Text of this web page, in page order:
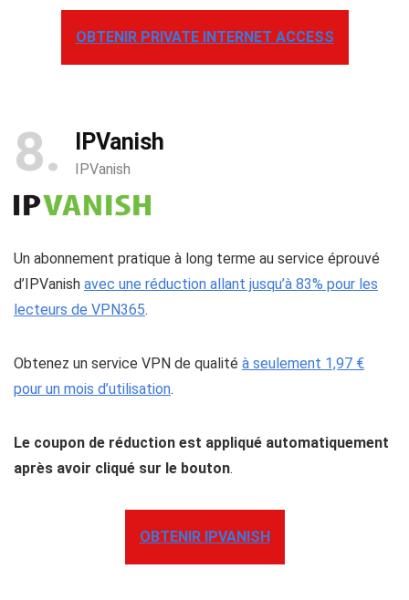
OBTENIR PRIVATE INTERNET ACCESS
8 IPVanish
IPVanish
Un abonnement pratique à long terme au service éprouvé
d’IPVanish avec une réduction allant jusqu’à 83% pour les
lecteurs de VPN365.
Obtenez un service VPN de qualité à seulement 1,97 €
pour un mois d’utilisation.
Le coupon de réduction est appliqué automatiquement
après avoir cliqué sur le bouton.
OBTENIR IPVANISH